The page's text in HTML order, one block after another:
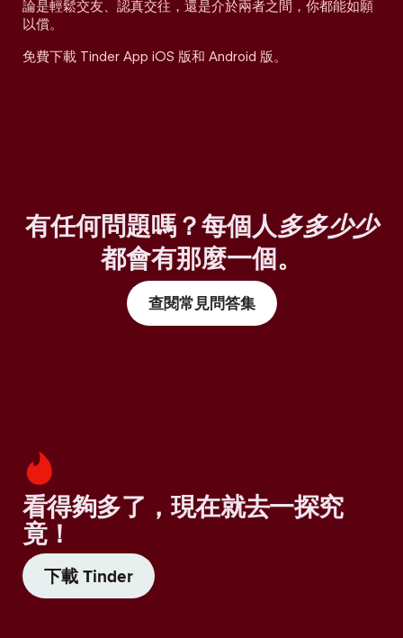
論是輕鬆交友、認真交往，還是介於兩者之間，你都能如願
以償。
免費下載 Tinder App iOS 版和 Android 版。
有任何問題嗎？每個人多多少少
都會有那麼一個。
查閱常見問答集
看得夠多了，現在就去一探究
竟！
下載 Tinder